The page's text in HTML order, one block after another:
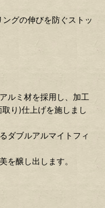
グの伸びを防ぐストッ
ルミ材を採用し、加工
り)仕上げを施しまし
ダブルアルマイトフィ
を醸し出します。